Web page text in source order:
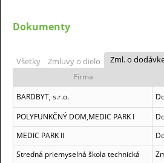
Dokumenty
Všetky Zmluvy o dielo Zml. o
Firma
BARDBYT, s.r.o.
POLYFUNKČNÝ DOM,MEDIC PARK I
MEDIC PARK II
Stredná priemyselná škola technická